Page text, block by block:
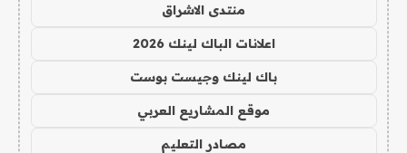
منتدى الاشراق
اعلانات الباك لينك 2026
باك لينك وجيست بوست
موقع المشاريع العربي
مصادر التعليم